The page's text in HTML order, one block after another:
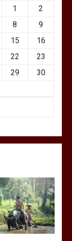
1
2
8
9
15
16
22
23
29
30